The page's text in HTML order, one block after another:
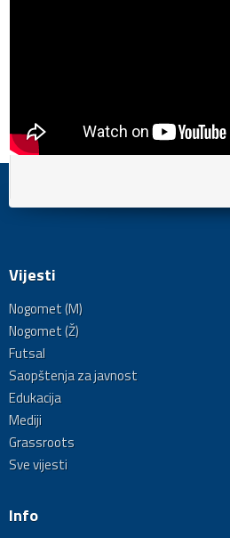
Vijesti
Nogomet (M)
Nogomet (Ž)
Futsal
Saopštenja za javnost
Edukacija
Mediji
Grassroots
Sve vijesti
Info